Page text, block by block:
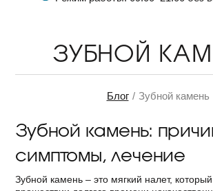
ЗУБНОЙ
Блог Зубной камень
Зубной камень:
симптомы, лечение
Зубной камень – это мягкий налет,